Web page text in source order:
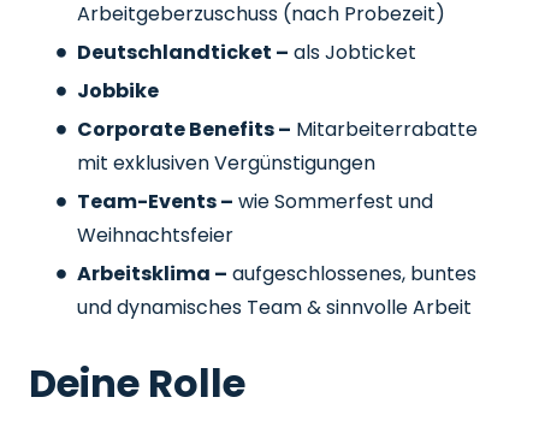
Arbeitgeberzuschuss (nach Probezeit)
Deutschlandticket – als Jobticket
Jobbike
Corporate Benefits – Mitarbeiterrabatte
mit exklusiven Vergünstigungen
Team-Events – wie Sommerfest und
Weihnachtsfeier
Arbeitsklima – aufgeschlossenes, buntes
und dynamisches Team & sinnvolle Arbeit
Deine Rolle